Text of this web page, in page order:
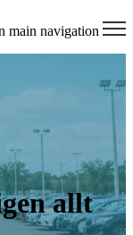
main navigation
allt